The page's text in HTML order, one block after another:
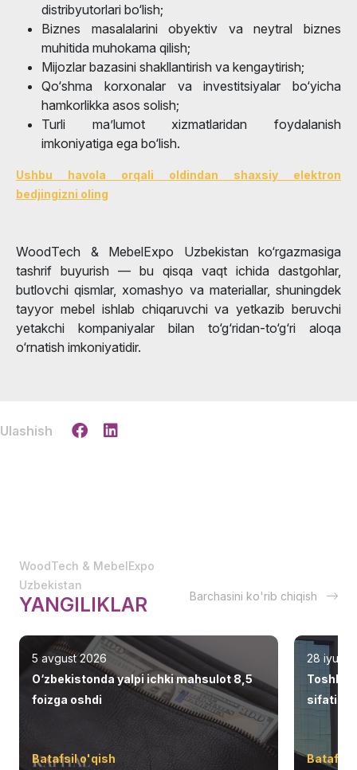
distribyutorlari bo‘lish;
Biznes masalalarini obyektiv va neytral biznes
muhitida muhokama qilish;
Mijozlar bazasini shakllantirish va kengaytirish;
Qo‘shma korxonalar va investitsiyalar bo‘yicha
hamkorlikka asos solish;
Turli ma’lumot xizmatlaridan foydalanish
imkoniyatiga ega bo‘lish.ㅤ
Ushbu havola orqali oldindan shaxsiy elektron
bedjingizni oling
WoodTech & MebelExpo Uzbekistan ko‘rgazmasiga
tashrif buyurish — bu qisqa vaqt ichida dastgohlar,
butlovchi qismlar, xomashyo va materiallar, shuningdek
tayyor mebel ishlab chiqaruvchi va yetkazib beruvchi
yetakchi kompaniyalar bilan to‘g‘ridan-to‘g‘ri aloqa
o‘rnatish imkoniyatidir.
Ulashish
WoodTech & MebelExpo
Uzbekistan
YANGILIKLAR Barchasini ko'rib chiqish
5 avgust 2026
O‘zbekistonda yalpi ichki mahsulot 8,5
foizga oshdi
Batafsil o'qish
28 iyul
Batafsil